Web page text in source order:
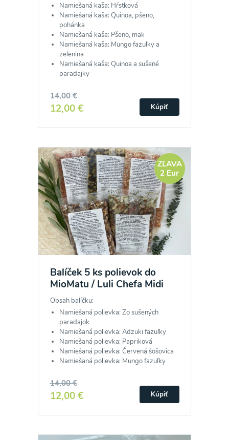
Namiešaná kaša: Hŕstková
Namiešaná kaša: Quinoa, pšeno,
pohánka
Namiešaná kaša: Pšeno, mak
Namiešaná kaša: Mungo fazuľky a
zelenina
Namiešaná kaša: Quinoa a sušené
paradajky
14,00 €
12,00 € Kúpiť
ZĽAVA
2 Eur
Balíček 5 ks polievok do
MioMatu / Luli Chefa Midi
Obsah balíčku:
Namiešaná polievka: Zo sušených
paradajok
Namiešaná polievka: Adzuki fazuľky
Namiešaná polievka: Papriková
Namiešaná polievka: Červená šošovica
Namiešaná polievka: Mungo fazuľky
14,00 €
12,00 € Kúpiť